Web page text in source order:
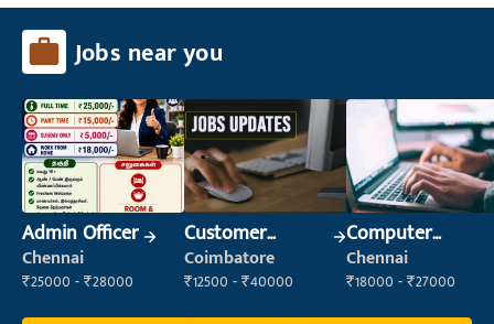
Jobs near you
Admin Officer
Chennai
₹25000 - ₹28000
Customer
Support Officer
Coimbatore
₹12500 - ₹40000
Computer
Operator
Chennai
₹18000 - ₹27000